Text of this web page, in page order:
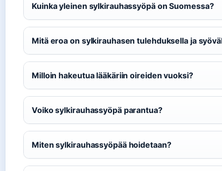
Kuinka yleinen sylkirauhassyöpä on Suomessa?
Mitä eroa on sylkirauhasen tulehduksella ja
Milloin hakeutua lääkäriin oireiden vuoksi?
Voiko sylkirauhassyöpä parantua?
Miten sylkirauhassyöpää hoidetaan?